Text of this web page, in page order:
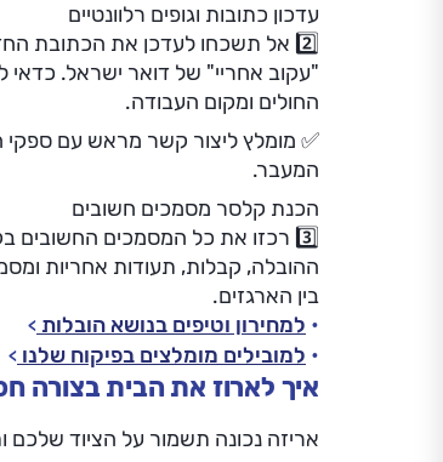
עדכון כתובות וגופים רלוונטיים
2️⃣ אל תשכחו לעדכן את הכתובת
"עקוב אחריי" של דואר ישראל. כדאי
החולים ומקום העבודה.
✅ מומלץ ליצור קשר מראש עם
המעבר.
הכנת קלסר מסמכים חשובים
3️⃣ רכזו את כל המסמכים
ההובלה, קבלות, תעודות אחריות
בין הארגזים.
למחירון וטיפים בנושא הובלות
למובילים מומלצים בפיקוח שלנו
איך לארוז את הבית בצורה
אריזה נכונה תשמור על הציוד